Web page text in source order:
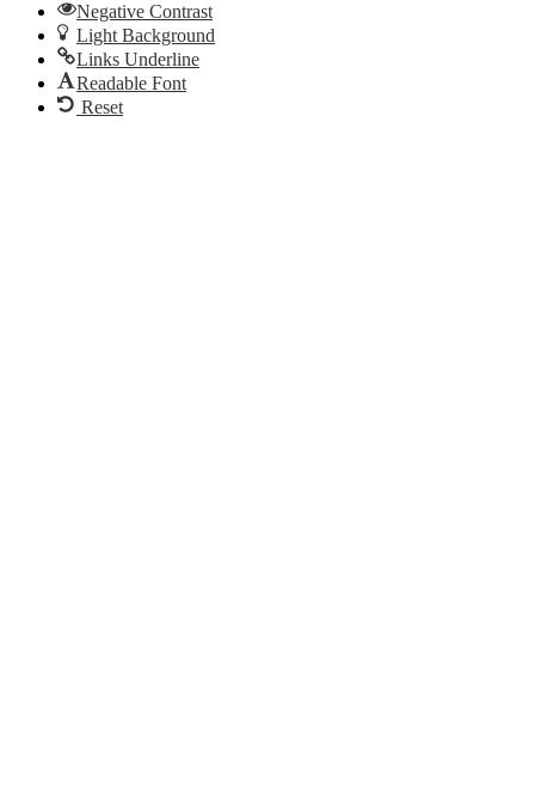
Negative Contrast
Light Background
Links Underline
Readable Font
Reset